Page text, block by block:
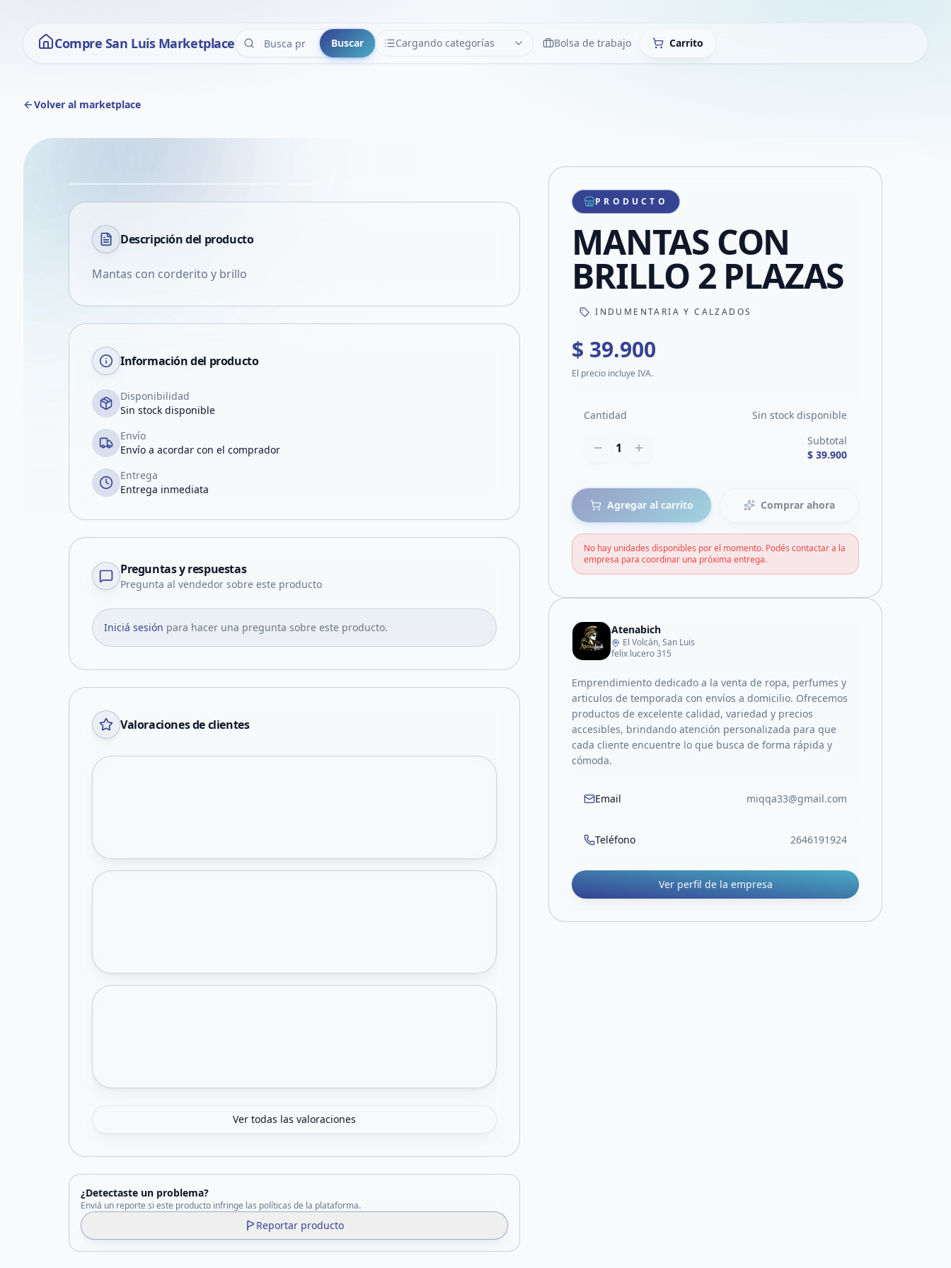
Compre San Luis Marketplace Buscar Cargando categorías
CATEGORÍAS LimpiarBolsa de trabajo Carrito
Volver al marketplace
VER EN PANTALLA COMPLETA
Compartir producto
Compartir por WhatsApp
Compartir por mail
Compartir en Facebook
Compartir en X
Descripción del producto
Mantas con corderito y brillo
Información del producto
Disponibilidad
Sin stock disponible
Envío
Envío a acordar con el comprador
Entrega
Entrega inmediata
Preguntas y respuestas
Pregunta al vendedor sobre este producto
Iniciá sesión para hacer una pregunta sobre este producto.
Valoraciones de clientes
Ver todas las valoraciones
¿Detectaste un problema?
Enviá un reporte si este producto infringe las políticas de la plataforma.
Reportar producto
PRODUCTO
MANTAS CON
BRILLO 2 PLAZAS
INDUMENTARIA Y CALZADOS
$ 39.900
El precio incluye IVA.
Cantidad Sin stock disponible
1
Subtotal
$ 39.900
Agregar al carrito Comprar ahora
No hay unidades disponibles por el momento. Podés contactar a la
empresa para coordinar una próxima entrega.
Atenabich
El Volcán, San Luis
felix lucero 315
Emprendimiento dedicado a la venta de ropa, perfumes y
articulos de temporada con envíos a domicilio. Ofrecemos
productos de excelente calidad, variedad y precios
accesibles, brindando atención personalizada para que
cada cliente encuentre lo que busca de forma rápida y
cómoda.
Email miqqa33@gmail.com
Teléfono 2646191924
Ver perfil de la empresa